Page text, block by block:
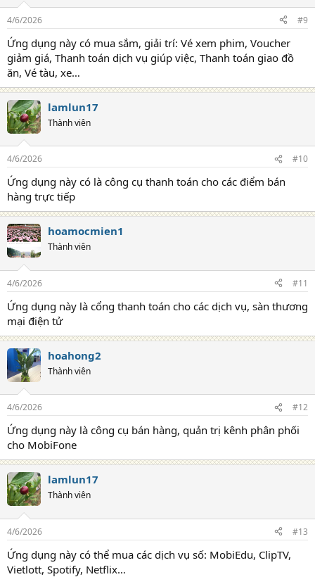
4/6/2026 #9
Ứng dụng này có mua sắm, giải trí: Vé xem phim, Voucher
giảm giá, Thanh toán dịch vụ giúp việc, Thanh toán giao đồ
ăn, Vé tàu, xe…
lamlun17
Thành viên
4/6/2026 #10
Ứng dụng này có là công cụ thanh toán cho các điểm bán
hàng trực tiếp
hoamocmien1
Thành viên
4/6/2026 #11
Ứng dụng này là cổng thanh toán cho các dịch vụ, sàn thương
mại điện tử
hoahong2
Thành viên
4/6/2026 #12
Ứng dụng này là công cụ bán hàng, quản trị kênh phân phối
cho MobiFone
lamlun17
Thành viên
4/6/2026 #13
Ứng dụng này có thể mua các dịch vụ số: MobiEdu, ClipTV,
Vietlott, Spotify, Netflix…